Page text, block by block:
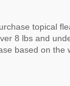
topical
8 lbs and
based on the